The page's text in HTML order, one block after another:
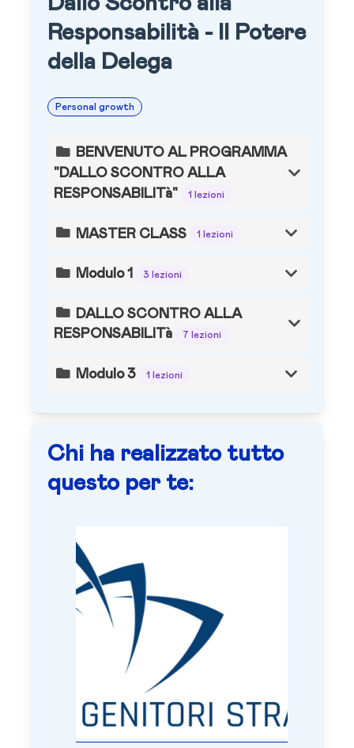
Responsabilità - Il Potere
della Delega
Personal growth
BENVENUTO AL PROGRAMMA
"DALLO SCONTRO ALLA
RESPONSABILITà"
1 lezioni
MASTER CLASS 1 lezioni
Modulo 1 3 lezioni
DALLO SCONTRO ALLA
RESPONSABILITà
7 lezioni
Modulo 3 1 lezioni
Chi ha realizzato tutto
questo per te: